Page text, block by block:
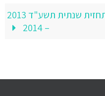
תחזית שנתית תשע"ד 2013
– 2014